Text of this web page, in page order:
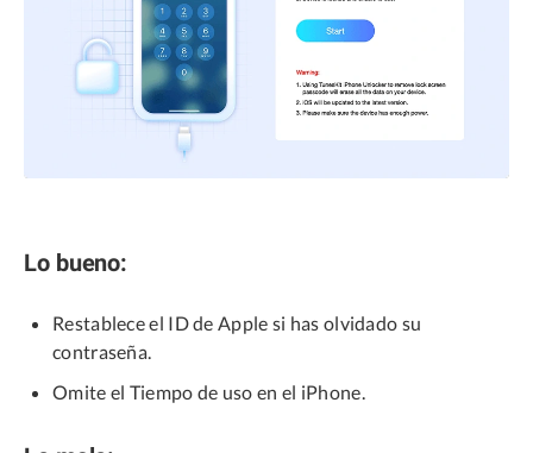
Lo bueno:
Restablece el ID de Apple si has olvidado su
contraseña.
Omite el Tiempo de uso en el iPhone.